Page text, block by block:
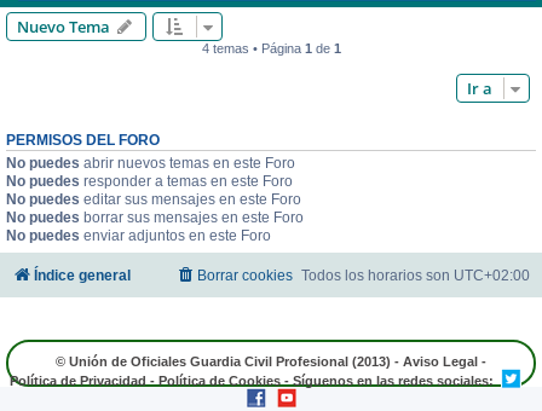
Nuevo Tema
4 temas • Página 1de 1
Ir a
PERMISOS DEL FORO
No puedes abrir nuevos temas en este Foro
No puedes responder a temas en este Foro
No puedes editar sus mensajes en este Foro
No puedes borrar sus mensajes en este Foro
No puedes enviar adjuntos en este Foro
Índice general Todos los horarios son UTC+02:00
Borrar cookies
© Unión de Oficiales Guardia Civil Profesional (2013) - Aviso Legal -
Política de Privacidad-Política de Cookies- Síguenos en las redes sociales: